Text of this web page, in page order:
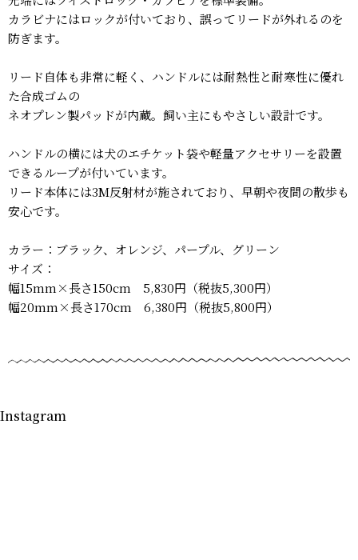
カラビナにはロックが付いており、誤ってリードが外れるのを
防ぎます。
リード自体も非常に軽く、ハンドルには耐熱性と耐寒性に優れ
た合成ゴムの
ネオプレン製パッドが内蔵。飼い主にもやさしい設計です。
ハンドルの横には犬のエチケット袋や軽量アクセサリーを設置
できるループが付いています。
リード本体には3M反射材が施されており、早朝や夜間の散歩も
安心です。
カラー：ブラック、オレンジ、パープル、グリーン
サイズ：
幅15mm×長さ150cm 5,830円（税抜5,300円）
幅20mm×長さ170cm 6,380円（税抜5,800円）
Instagram